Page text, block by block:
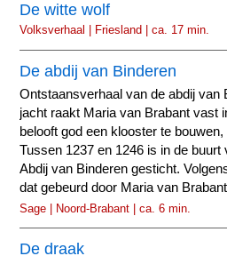
De witte wolf
Volksverhaal | Friesland | ca. 17 min.
De abdij van Binderen
Ontstaansverhaal van de abdij van
jacht raakt Maria van Brabant vast
belooft god een klooster te
Tussen 1237 en 1246 is in de buurt
Abdij van Binderen gesticht.
dat gebeurd door Maria van
Sage | Noord-Brabant | ca. 6 min.
De draak